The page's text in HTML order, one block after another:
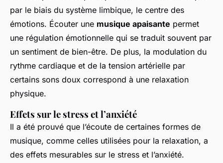
par le biais du système limbique, le centre des
émotions. Écouter une musique apaisante permet
une régulation émotionnelle qui se traduit souvent par
un sentiment de bien-être. De plus, la modulation du
rythme cardiaque et de la tension artérielle par
certains sons doux correspond à une relaxation
physique.
Effets sur le stress et l’anxiété
Il a été prouvé que l’écoute de certaines formes de
musique, comme celles utilisées pour la relaxation, a
des effets mesurables sur le stress et l’anxiété.